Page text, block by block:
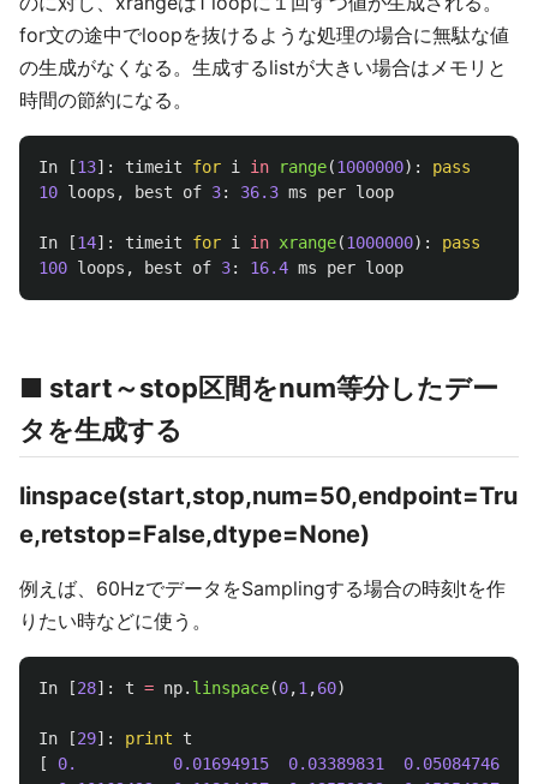
for文の途中でloopを抜けるような処理の場合に無駄な値
の生成がなくなる。生成するlistが大きい場合はメモリと
時間の節約になる。
In [13]: timeit for i in range(1000000):
pass
10 loops , best of 3: 36.3 ms per loop
In [14]: timeit for i in xrange(1000000):
pass
100 loops , best of 3: 16.4 ms per loop
■ start～stop区間をnum等分したデー
タを生成する
linspace(start,stop,num=50,endpoint=Tru
e,retstop=False,dtype=None)
例えば、60HzでデータをSamplingする場合の時刻tを作
りたい時などに使う。
In [28]: t = np. linspace(0,1 ,60)
In [29]: print
t
[
0. 0.01694915 0.03389831 0.05084746